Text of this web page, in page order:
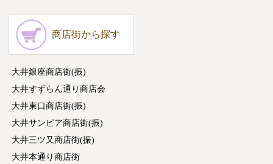
商店街から探す
大井銀座商店街(振)
大井すずらん通り商店会
大井東口商店街(振)
大井サンピア商店街(振)
大井三ツ又商店街(振)
大井本通り商店街